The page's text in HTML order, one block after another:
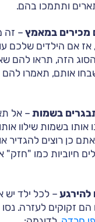
ותתמכו בהם.
– זה
אם הילדים שלכם
הזה, תראו להם
אותם, תאמרו
– אל
בשמות שילוו
כן רוצים להגדיר
חיוביות כמו "חזק"
– לכל ילד יש
זקוקים לעזרה.